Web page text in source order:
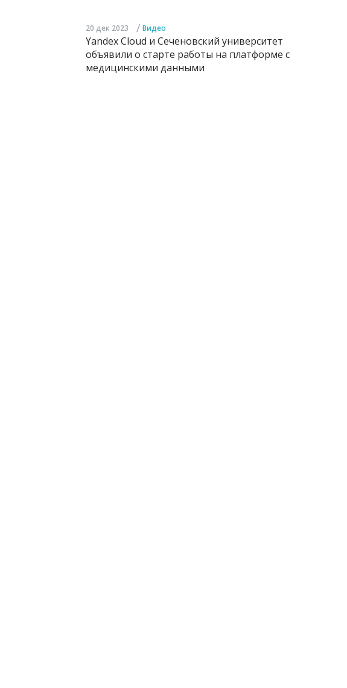
20 дек 2023 / Видео
Yandex Cloud и Сеченовский университет
объявили о старте работы на платформе с
медицинскими данными